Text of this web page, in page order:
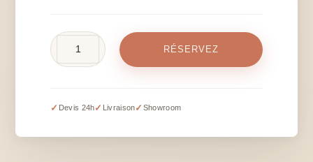
satin
RÉSERVEZ
✓ Devis 24h✓ Livraison✓ Showroom